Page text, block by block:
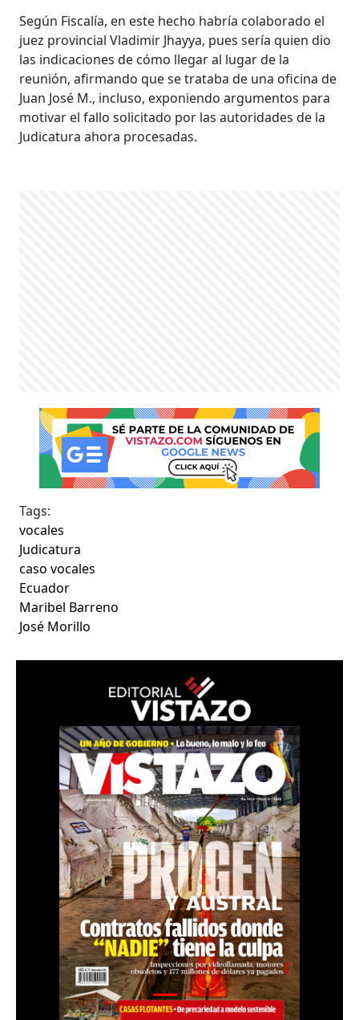
Según Fiscalía, en este hecho habría colaborado el
juez provincial Vladimir Jhayya, pues sería quien dio
las indicaciones de cómo llegar al lugar de la
reunión, afirmando que se trataba de una oficina de
Juan José M., incluso, exponiendo argumentos para
motivar el fallo solicitado por las autoridades de la
Judicatura ahora procesadas.
Tags:
vocales
Judicatura
caso vocales
Ecuador
Maribel Barreno
José Morillo